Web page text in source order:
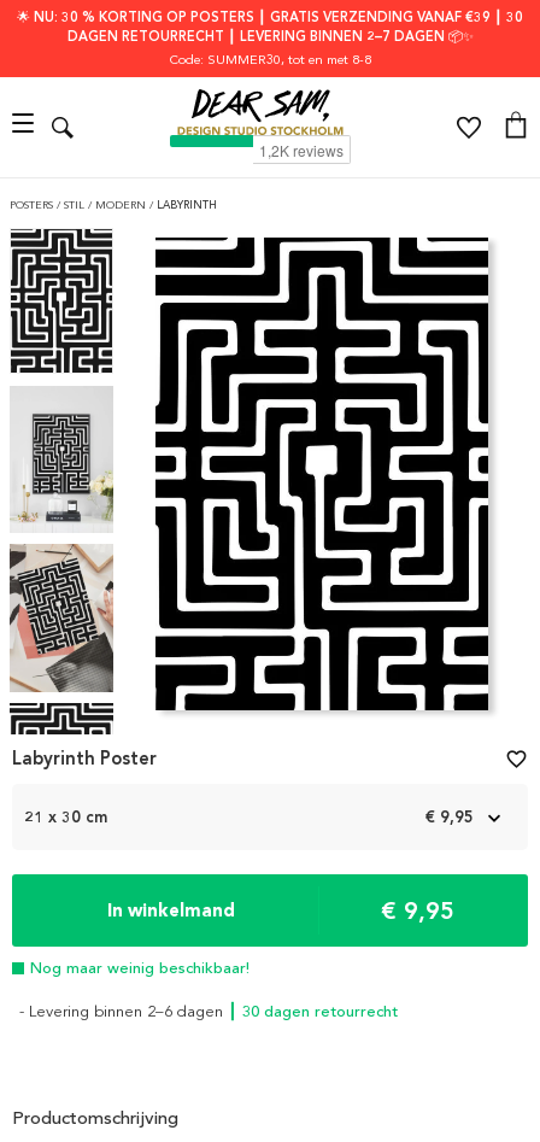
🌟 NU: 30 % KORTING OP POSTERS ┃ GRATIS VERZENDING VANAF €39 ┃ 30
DAGEN RETOURRECHT ┃ LEVERING BINNEN 2–7 DAGEN 📦✨
Code: SUMMER30, tot en met 8-8
POSTERS / STIL / MODERN / LABYRINTH
Item
1
21 x 30 cm € 9,95
In winkelmand € 9,95
Nog maar weinig beschikbaar!
- Levering binnen 2–6 dagen ┃ 30 dagen retourrecht
Labyrinth Poster favorite_border
Productomschrijving